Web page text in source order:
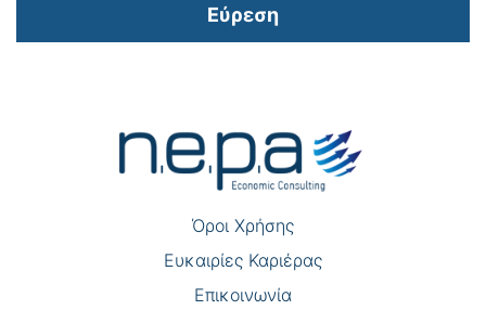
Εύρεση
Όροι Χρήσης
Eυκαιρίες Καριέρας
Επικοινωνία